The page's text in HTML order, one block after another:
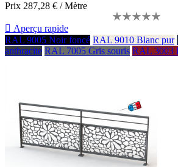
Prix 287,28 € / Mètre
 Aperçu rapide
RAL 9005 Noir foncé RAL 9010 Blanc pur
anthracite RAL 7005 Gris souris RAL 3003